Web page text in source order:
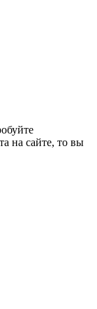
на сайте, то вы